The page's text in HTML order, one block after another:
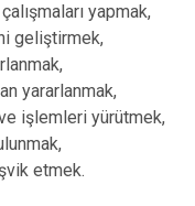
yapmak,
geliştirmek,
yararlanmak,
işlemleri yürütmek,
etmek.